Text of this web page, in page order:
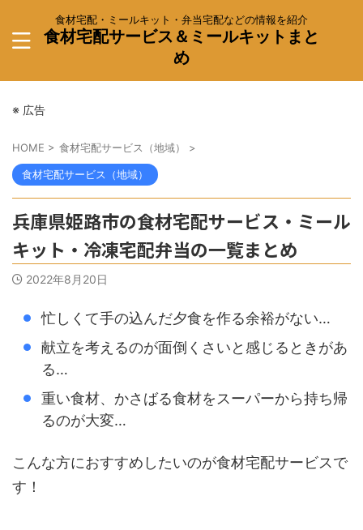
食材宅配・ミールキット・弁当宅配などの情報を紹介
食材宅配サービス＆ミールキットまと
め
※ 広告
HOME > 食材宅配サービス（地域） >
食材宅配サービス（地域）
兵庫県姫路市の食材宅配サービス・ミール
キット・冷凍宅配弁当の一覧まとめ
2022年8月20日
忙しくて手の込んだ夕食を作る余裕がない…
献立を考えるのが面倒くさいと感じるときがあ
る…
重い食材、かさばる食材をスーパーから持ち帰
るのが大変…
こんな方におすすめしたいのが食材宅配サービスで
す！